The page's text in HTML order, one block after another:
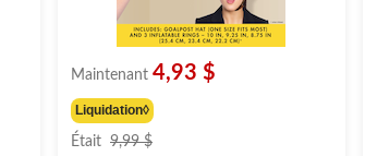
Maintenant 4,93 $
Liquidation◊
Était 9,99 $